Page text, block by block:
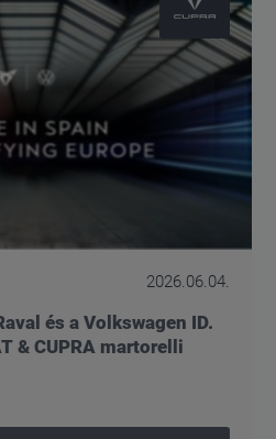
2026.06.04.
és a Volkswagen ID.
& CUPRA martorelli